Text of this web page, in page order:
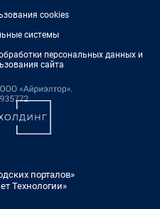
cookies
системы
персональных данных и
сайта
порталов»
Технологии»